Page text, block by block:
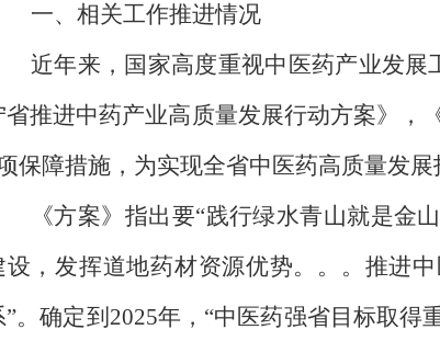
一、相关工作推进情况
近年来，国家高度重视中医药产业发展
省推进中药产业高质量发展行动方案》，
保障措施，为实现全省中医药高质量发展
《方案》指出要“践行绿水青山就是金
设，发挥道地药材资源优势。。。推进
”。确定到 2025年，“中医药强省目标取得